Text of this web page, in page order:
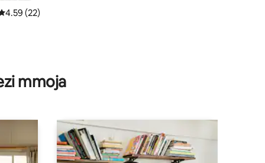
30
wa wastani wa 4.59 kati ya 5, tathmini 22
4.59 (22)
mmoja